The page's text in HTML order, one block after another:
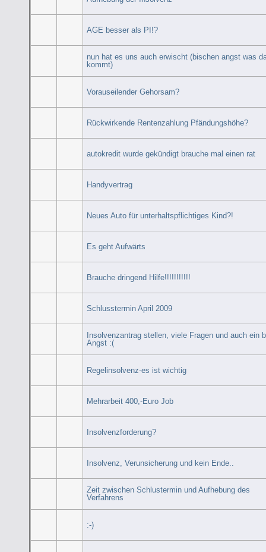
AGE besser als PI!?
nun hat es uns auch erwischt (bischen angst was
kommt)
Vorauseilender Gehorsam?
Rückwirkende Rentenzahlung Pfändungshöhe?
autokredit wurde gekündigt brauche mal einen rat
Handyvertrag
Neues Auto für unterhaltspflichtiges Kind?!
Es geht Aufwärts
Brauche dringend Hilfe!!!!!!!!!!!
Schlusstermin April 2009
Insolvenzantrag stellen, viele Fragen und auch ein
Angst :(
Regelinsolvenz-es ist wichtig
Mehrarbeit 400,-Euro Job
Insolvenzforderung?
Insolvenz, Verunsicherung und kein Ende..
Zeit zwischen Schlustermin und Aufhebung des
Verfahrens
:-)